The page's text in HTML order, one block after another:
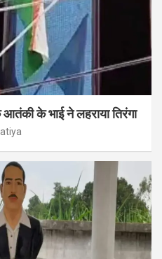
के भाई ने लहराया तिरंगा